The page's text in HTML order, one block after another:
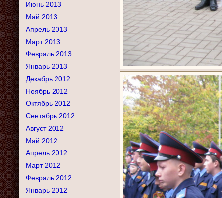
Июнь 2013
Май 2013
Апрель 2013
Март 2013
Февраль 2013
Январь 2013
Декабрь 2012
Ноябрь 2012
Октябрь 2012
Сентябрь 2012
Август 2012
Май 2012
Апрель 2012
Март 2012
Февраль 2012
Январь 2012